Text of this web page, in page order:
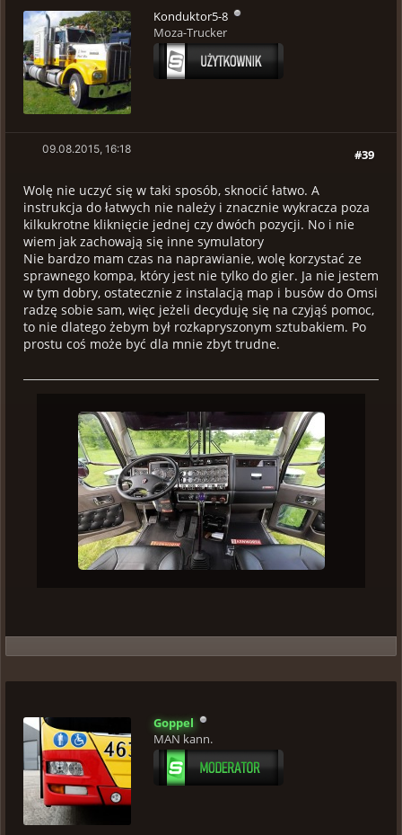
Konduktor5-8
Moza-Trucker
#39
09.08.2015, 16:18
Wolę nie uczyć się w taki sposób, sknocić łatwo. A
instrukcja do łatwych nie należy i znacznie wykracza poza
kilkukrotne kliknięcie jednej czy dwóch pozycji. No i nie
wiem jak zachowają się inne symulatory
Nie bardzo mam czas na naprawianie, wolę korzystać ze
sprawnego kompa, który jest nie tylko do gier. Ja nie jestem
w tym dobry, ostatecznie z instalacją map i busów do Omsi
radzę sobie sam, więc jeżeli decyduję się na czyjąś pomoc,
to nie dlatego żebym był rozkapryszonym sztubakiem. Po
prostu coś może być dla mnie zbyt trudne.
Goppel
MAN kann.